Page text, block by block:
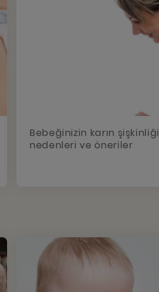
Bebeğinizin karın şişkinliği
nedenleri ve öneriler